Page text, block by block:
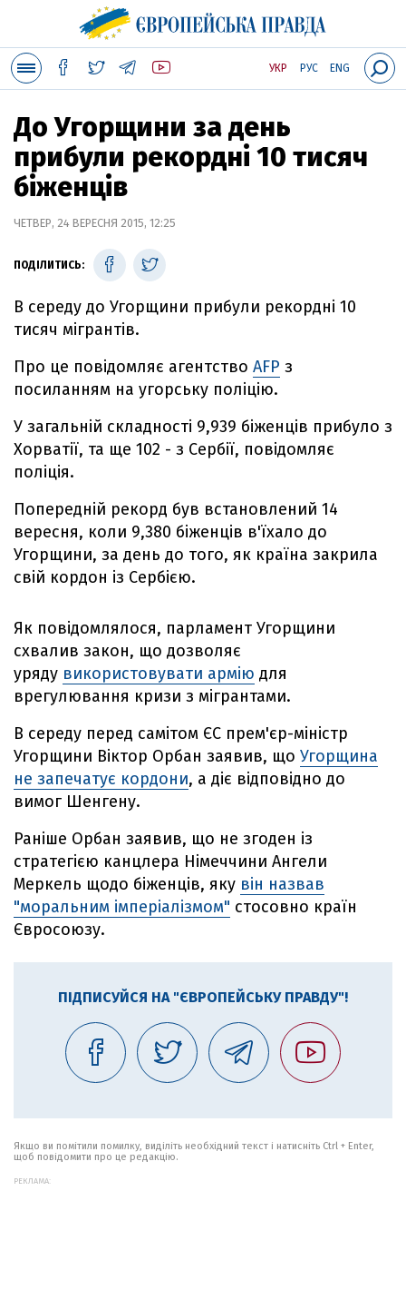
УКР РУС ENG
До Угорщини за день
прибули рекордні 10 тисяч
біженців
ЧЕТВЕР, 24 ВЕРЕСНЯ 2015, 12:25
ПОДІЛИТИСЬ:
В середу до Угорщини прибули рекордні 10
тисяч мігрантів.
Про це повідомляє агентство AFP з
посиланням на угорську поліцію.
У загальній складності 9,939 біженців прибуло з
Хорватії, та ще 102 - з Сербії, повідомляє
поліція.
Попередній рекорд був встановлений 14
вересня, коли 9,380 біженців в'їхало до
Угорщини, за день до того, як країна закрила
свій кордон із Сербією.
Як повідомлялося, парламент Угорщини
схвалив закон, що дозволяє
уряду використовувати армію для
врегулювання кризи з мігрантами.
В середу перед самітом ЄС прем'єр-міністр
Угорщини Віктор Орбан заявив, що Угорщина
не запечатує кордони, а діє відповідно до
вимог Шенгену.
Раніше Орбан заявив, що не згоден із
стратегією канцлера Німеччини Ангели
Меркель щодо біженців, яку він назвав
"моральним імперіалізмом" стосовно країн
Євросоюзу.
ПІДПИСУЙСЯ НА "ЄВРОПЕЙСЬКУ ПРАВДУ"!
Якщо ви помітили помилку, виділіть необхідний текст і натисніть Ctrl + Enter,
щоб повідомити про це редакцію.
РЕКЛАМА: